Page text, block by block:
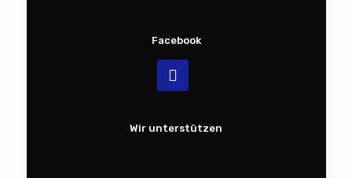
Facebook
Wir unterstützen